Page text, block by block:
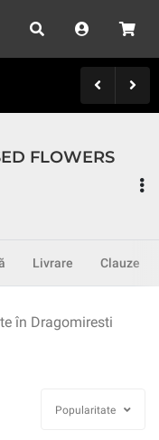
FLOWERS
Livrare Clauze
în Dragomiresti
Popularitate